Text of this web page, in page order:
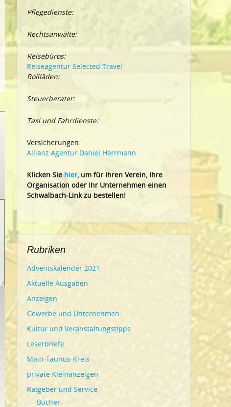
Pflegedienste:
Rechtsanwälte:
Reisebüros:
Reiseagentur Selected Travel
Rollläden:
Steuerberater:
Taxi und Fahrdienste:
Versicherungen:
Allianz Agentur Daniel Herrmann
Klicken Siehier, um für Ihren Verein, Ihre
Organisation oder Ihr Unternehmen einen
Schwalbach-Link zu bestellen!
Rubriken
Adventskalender 2021
Aktuelle Ausgaben
Anzeigen
Gewerbe und Unternehmen
Kultur und Veranstaltungstipps
Leserbriefe
Main-Taunus-Kreis
private Kleinanzeigen
Ratgeber und Service
Bücher